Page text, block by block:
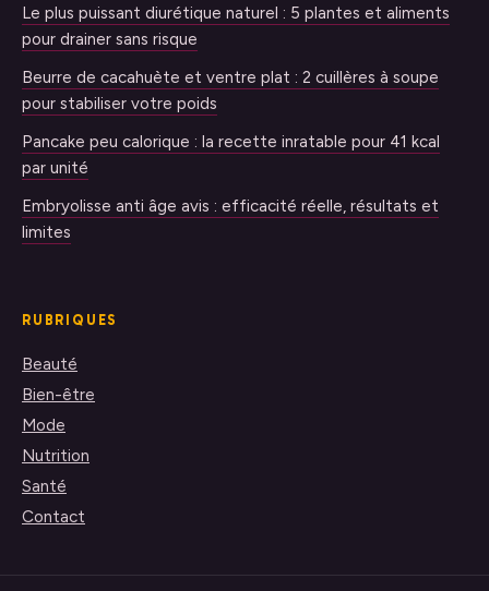
Le plus puissant diurétique naturel : 5 plantes et aliments
pour drainer sans risque
Beurre de cacahuète et ventre plat : 2 cuillères à soupe
pour stabiliser votre poids
Pancake peu calorique : la recette inratable pour 41 kcal
par unité
Embryolisse anti âge avis : efficacité réelle, résultats et
limites
RUBRIQUES
Beauté
Bien-être
Mode
Nutrition
Santé
Contact